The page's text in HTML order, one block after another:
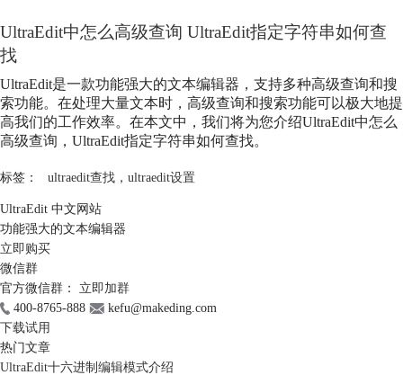
UltraEdit中怎么高级查询 UltraEdit指定字符串如何查
找
UltraEdit是一款功能强大的文本编辑器，支持多种高级查询和搜
索功能。在处理大量文本时，高级查询和搜索功能可以极大地提
高我们的工作效率。在本文中，我们将为您介绍UltraEdit中怎么
高级查询，UltraEdit指定字符串如何查找。
标签： ultraedit查找， ultraedit设置
UltraEdit 中文网站
功能强大的文本编辑器
立即购买
微信群
官方微信群： 立即加群
400-8765-888
kefu@makeding.com
下载试用
热门文章
UltraEdit十六进制编辑模式介绍